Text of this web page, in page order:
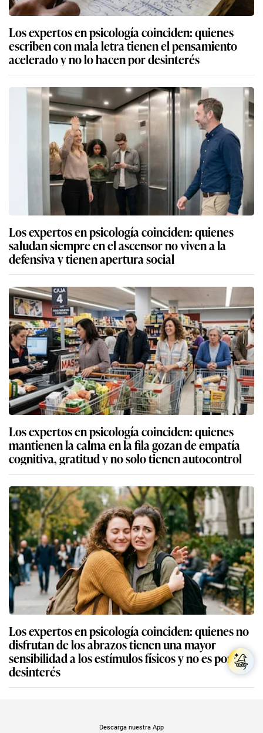
Los expertos en psicología coinciden: quienes
escriben con mala letra tienen el pensamiento
acelerado y no lo hacen por desinterés
Los expertos en psicología coinciden: quienes
saludan siempre en el ascensor no viven a la
defensiva y tienen apertura social
Los expertos en psicología coinciden: quienes
mantienen la calma en la fila gozan de empatía
cognitiva, gratitud y no solo tienen autocontrol
Los expertos en psicología coinciden: quienes no
disfrutan de los abrazos tienen una mayor
sensibilidad a los estímulos físicos y no es por
desinterés
Descarga nuestra App